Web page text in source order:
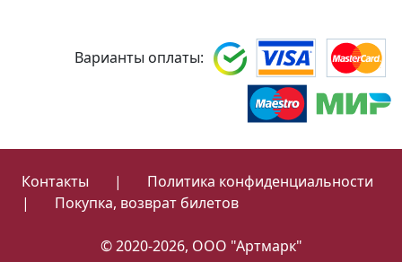
Варианты оплаты:
Контакты |
Политика конфиденциальности
|
Покупка, возврат билетов
© 2020-2026, ООО "Артмарк"